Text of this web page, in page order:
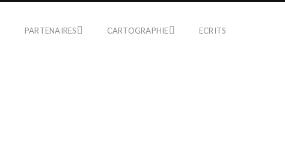
PARTENAIRES CARTOGRAPHIE
ECRITS